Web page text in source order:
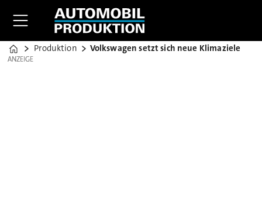
Home
Produktion Volkswagen setzt sich neue Klimaziele
ANZEIGE
ANZEIGE